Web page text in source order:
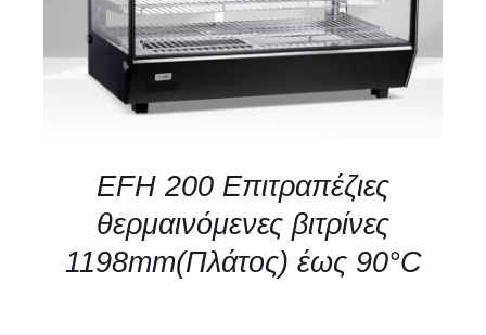
EFH 200 Επιτραπέζιες
θερμαινόμενες βιτρίνες
1198mm(Πλάτος) έως 90°C